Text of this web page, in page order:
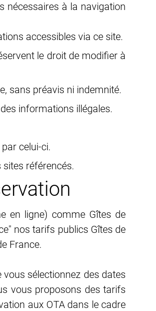
nécessaires à la navigation
accessibles via ce site.
le droit de modifier à
sans préavis ni indemnité.
informations illégales.
celui-ci.
référencés.
en ligne) comme Gîtes de
nos tarifs publics Gîtes de
France.
sélectionnez des dates
vous proposons des tarifs
aux OTA dans le cadre